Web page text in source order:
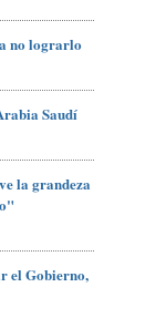
no lograrlo
Saudí
la grandeza
el Gobierno,